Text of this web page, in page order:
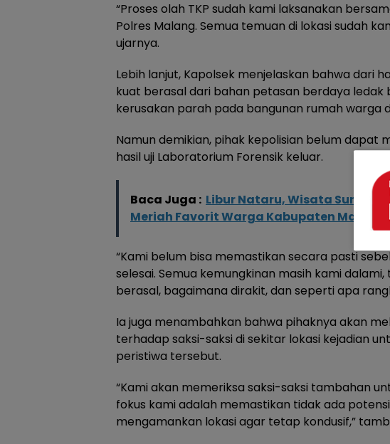
“Proses olah TKP sudah kami laksanakan
Polres Malang. Semua temuan di lokasi sudah
ujarnya.
Lebih lanjut, Kapolsek menjelaskan bahwa dari
kuat berasal dari bahan petasan berdaya ledak
kerusakan parah pada bangunan rumah warga
Namun demikian, pihak kepolisian belum dapat
hasil uji Laboratorium Forensik keluar.
Baca Juga : Libur Nataru, Wisata Sumber
Meriah Favorit Warga Kabupaten Malang
“Kami belum bisa memastikan secara pasti
selesai. Semua kemungkinan masih kami
berasal, bagaimana dirakit, dan seperti apa
Ia juga menambahkan bahwa pihaknya akan
terhadap saksi-saksi di sekitar lokasi kejadian
peristiwa tersebut.
“Kami akan memeriksa saksi-saksi tambahan
fokus kami adalah memastikan tidak ada
mengamankan lokasi agar tetap kondusif,”